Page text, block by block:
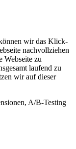
wir das Klick-
nachvollziehen
Webseite zu
laufend zu
wir auf dieser
A/B-Testing